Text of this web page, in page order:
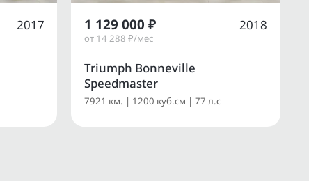
2017
Triumph Bonneville
Speedmaster
7921 км. | 1200 куб.см | 77 л.с
1 129 000 ₽
от 14 288 ₽/мес
2018